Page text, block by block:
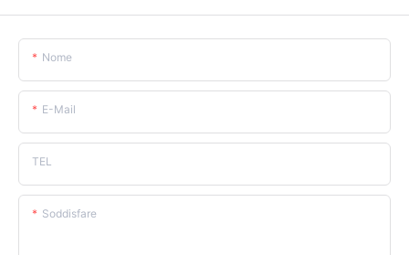
Nome
E-Mail
TEL
Soddisfare